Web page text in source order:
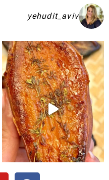
yehudit_aviv
בפיתות היסטריות